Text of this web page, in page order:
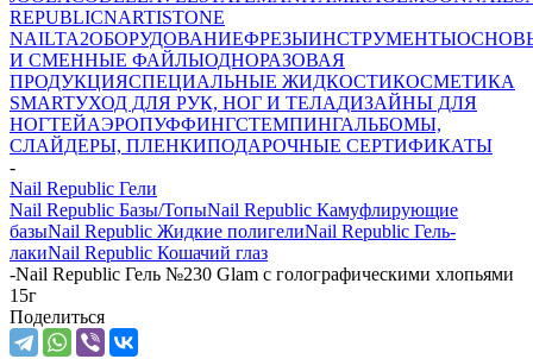
REPUBLICNARTISTONE
NAILTA2ОБОРУДОВАНИЕФРЕЗЫИНСТРУМЕНТЫ
И СМЕННЫЕ ФАЙЛЫОДНОРАЗОВАЯ
ПРОДУКЦИЯСПЕЦИАЛЬНЫЕ ЖИДКОСТИКОСМЕТИКА
SMARTУХОД ДЛЯ РУК, НОГ И ТЕЛАДИЗАЙНЫ ДЛЯ
НОГТЕЙАЭРОПУФФИНГСТЕМПИНГАЛЬБОМЫ,
СЛАЙДЕРЫ, ПЛЕНКИПОДАРОЧНЫЕ СЕРТИФИКАТЫ
-
Nail Republic Гели
Nail Republic Базы/ТопыNail Republic Камуфлирующие
базыNail Republic Жидкие полигелиNail Republic Гель-
лакиNail Republic Кошачий глаз
-Nail Republic Гель №230 Glam с голографическими хлопьями
15г
Поделиться